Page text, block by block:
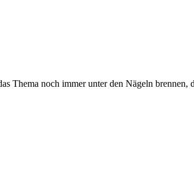
noch immer unter den Nägeln brennen,